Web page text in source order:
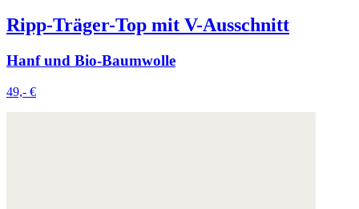
Ripp-Träger-Top mit V-Ausschnitt
Hanf und Bio-Baumwolle
49,- €